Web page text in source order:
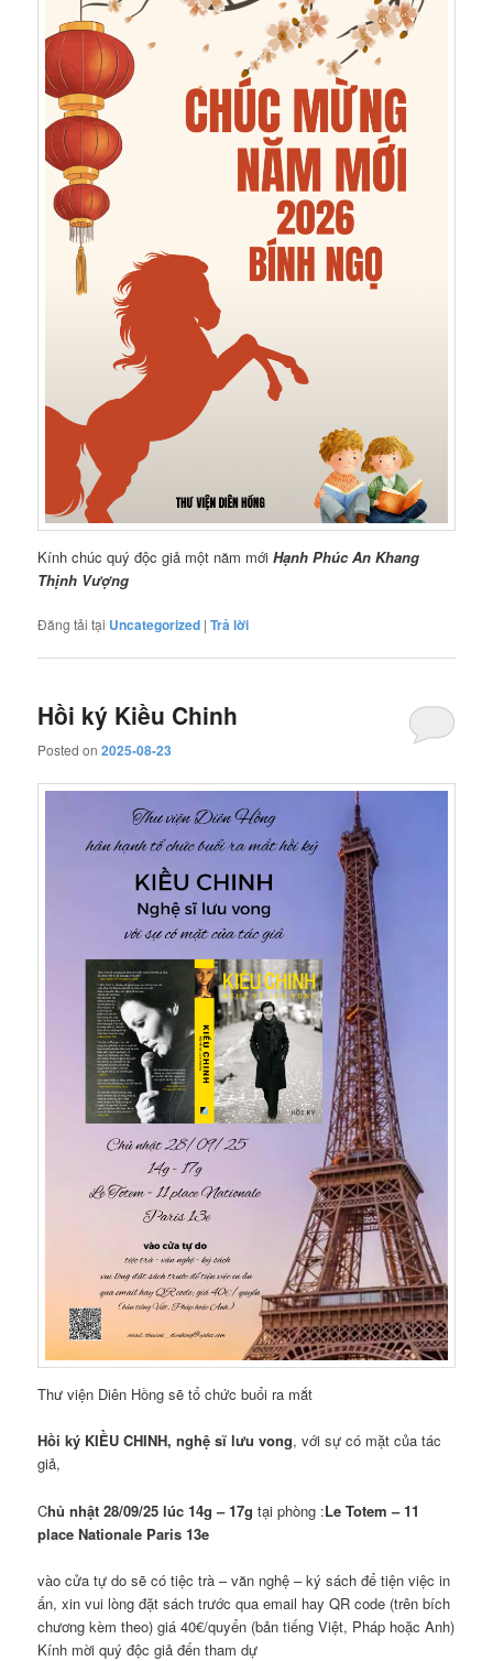
Kính chúc quý độc giả một năm mới Hạnh Phúc An Khang
Thịnh Vượng
Đăng tải tại Uncategorized |Trả lời
Hồi ký Kiều Chinh
Posted on2025-08-23
Thư viện Diên Hồng sẽ tổ chức buổi ra mắt
Hồi ký KIỀU CHINH, nghệ sĩ lưu vong, với sự có mặt của tác
giả,
Chủ nhật 28/09/25 lúc 14g – 17g tại phòng :Le Totem – 11
place Nationale Paris 13e
vào cửa tự do sẽ có tiệc trà – văn nghệ – ký sách để tiện việc in
ấn, xin vui lòng đặt sách trước qua email hay QR code (trên bích
chương kèm theo) giá 40€/quyển (bản tiếng Việt, Pháp hoặc Anh)
Kính mời quý độc giả đến tham dự